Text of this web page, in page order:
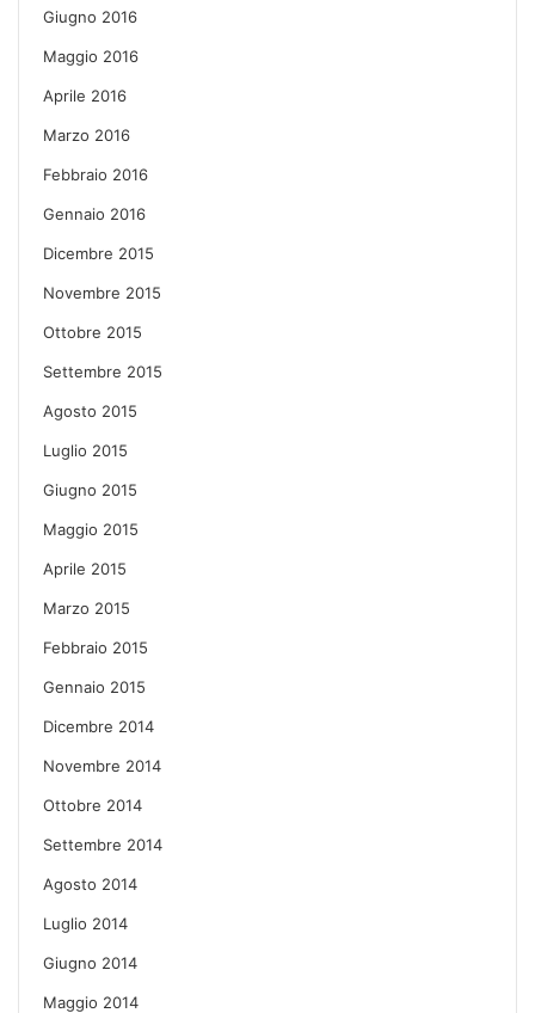
Giugno 2016
Maggio 2016
Aprile 2016
Marzo 2016
Febbraio 2016
Gennaio 2016
Dicembre 2015
Novembre 2015
Ottobre 2015
Settembre 2015
Agosto 2015
Luglio 2015
Giugno 2015
Maggio 2015
Aprile 2015
Marzo 2015
Febbraio 2015
Gennaio 2015
Dicembre 2014
Novembre 2014
Ottobre 2014
Settembre 2014
Agosto 2014
Luglio 2014
Giugno 2014
Maggio 2014